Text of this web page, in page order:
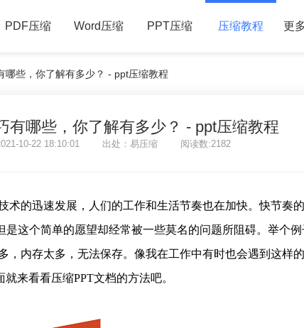
PDF压缩 Word压缩 PPT压缩 压缩教程 更
哪些，你了解有多少？ - ppt压缩教程
有哪些，你了解有多少？ - ppt压缩教程
2021-10-22 18:10:01 出处：易压缩 阅读数:2182
术的迅速发展，人们的工作和生活节奏也在加快。快节奏
这个简单的愿望却经常被一些莫名的问题所阻碍。举个
，内存太多，无法保存。像我在工作中有时也会遇到这样
就来看看压缩PPT文档的方法吧。